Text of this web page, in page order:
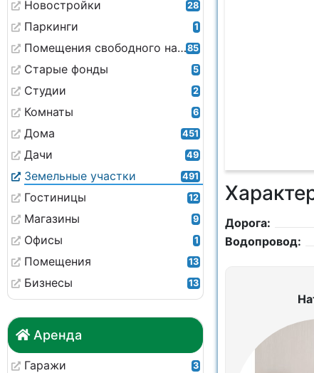
Новостройки 28
Паркинги 1
Помещения свободного назначения85
Старые фонды 5
Студии 2
Комнаты 6
Дома 451
Дачи 49
Земельные участки 491
Гостиницы 12
Магазины 9
Офисы 1
Помещения 13
Бизнесы 13
Аренда
Гаражи 3
Дорога:
Водопровод: